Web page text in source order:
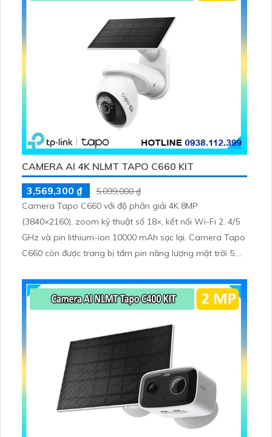
CAMERA AI 4K NLMT TAPO C660 KIT
3,569,300 ₫
5,099,000 ₫
Camera Tapo C660 với độ phân giải 4K 8MP
(3840×2160), zoom kỹ thuật số 18×, kết nối Wi-Fi 2. 4/5
GHz và pin lithium-ion 10000 mAh sạc lại. Camera Tapo
C660 còn được trang bị tấm pin năng lượng mặt trời 5.
tiện, lưu trữ thẻ microSD tối đa 512 GB